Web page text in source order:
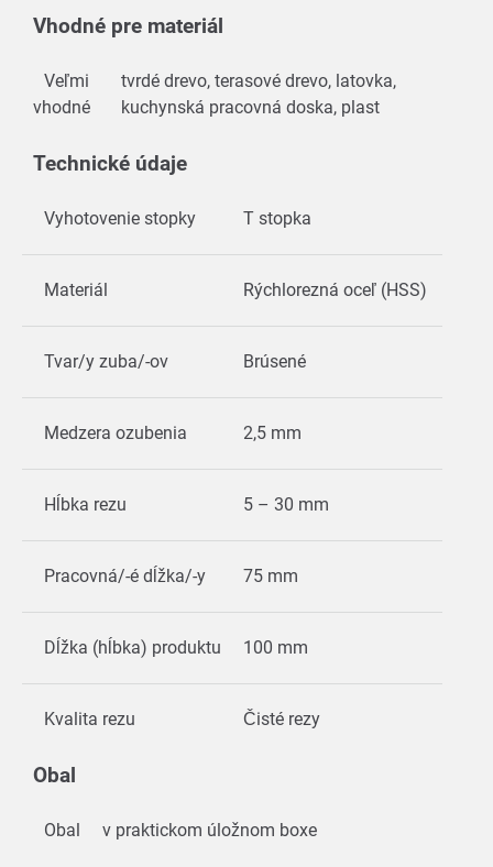
Vhodné pre materiál
Veľmi
vhodné
tvrdé drevo, terasové drevo, latovka,
kuchynská pracovná doska, plast
Technické údaje
Vyhotovenie stopky T stopka
Materiál Rýchlorezná oceľ (HSS)
Tvar/y zuba/-ov Brúsené
Medzera ozubenia 2,5 mm
Hĺbka rezu 5 – 30 mm
Pracovná/-é dĺžka/-y 75 mm
Dĺžka (hĺbka) produktu 100 mm
Kvalita rezu Čisté rezy
Obal
Obal v praktickom úložnom boxe